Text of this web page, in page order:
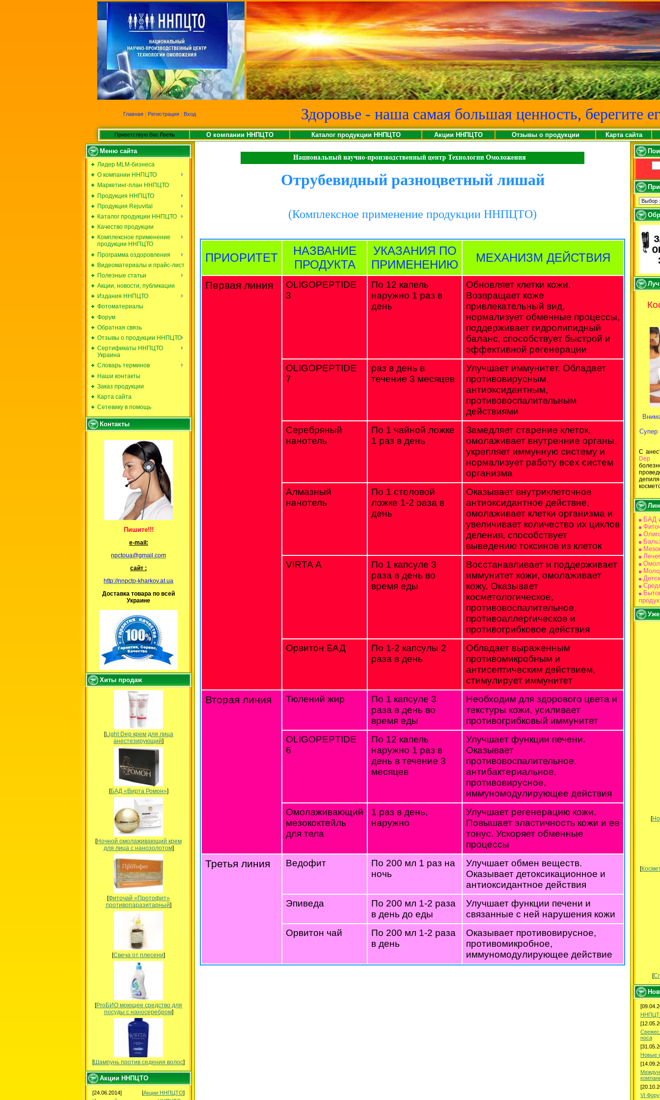
Главная | Регистрация | Вход Здоровье - наша самая большая ценность, берегите
Приветствую Вас Гость О компании ННПЦТО Каталог продукции ННПЦТО Акции ННПЦТО Отзывы о продукции Карта сайта
Меню сайта
Лидер MLM-бизнеса
О компании ННПЦТО
Маркетинг-план ННПЦТО
Продукция ННПЦТО
Продукция Rejuvital
Каталог продукции ННПЦТО
Качество продукции
Комплексное применение
продукции ННПЦТО
Программа оздоровления
Видеоматериалы и прайс-лист
Полезные статьи
Акции, новости, публикации
Издания ННПЦТО
Фотоматериалы
Форум
Обратная связь
Отзывы о продукции ННПЦТО
Сертификаты ННПЦТО
Украина
Словарь терминов
Наши контакты
Заказ продукции
Карта сайта
Сетевику в помощь
Контакты
Пишите!!!
е-mail:
npctoua@gmail.com
сайт :
http://nnpcto-kharkov.at.ua
Доставка товара по всей
Украине
Хиты продаж
[Light Dep крем для лица
анестезирующий]
[БАД «Вирта Ромон»]
[Ночной омолаживающий крем
для лица с нанозолотом]
[Фиточай «Протофит»
противопаразитарный]
[Свеча от плесени]
[ProБИО моющее средство для
посуды c наносеребром]
[Шампунь против седения волос]
Акции ННПЦТО
[24.06.2014] [Акции ННПЦТО]
Отрубевидный разноцветный лишай
(Комплексное применение продукции ННПЦТО)
ПРИОРИТЕТ
НАЗВАНИЕ
ПРОДУКТА
УКАЗАНИЯ ПО
ПРИМЕНЕНИЮ
МЕХАНИЗМ ДЕЙСТВИЯ
Первая линия
OLIGOPEPTIDE
3
По 12 капель
наружно 1 раз в
день
Обновляет клетки кожи.
Возвращает коже
привлекательный вид,
нормализует обменные процессы,
поддерживает гидролипидный
баланс, способствует быстрой и
эффективной регенерации
OLIGOPEPTIDE
7
раз в день в
течение 3 месяцев
Улучшает иммунитет. Обладает
противовирусным,
антиоксидантным,
противовоспалительным
действиями
Серебряный
нанотель
По 1 чайной ложке
1 раз в день
Замедляет старение клеток,
омолаживает внутренние органы,
укрепляет иммунную систему и
нормализует работу всех систем
организма
Алмазный
нанотель
По 1 столовой
ложке 1-2 раза в
день
Оказывает внутриклеточное
антиоксидантное действие,
омолаживает клетки организма и
увеличивает количество их циклов
деления, способствует
выведению токсинов из клеток
VIRTA А
По 1 капсуле 3
раза в день во
время еды
Восстанавливает и поддерживает
иммунитет кожи, омолаживает
кожу. Оказывает
косметологическое,
противовоспалительное,
противоаллергическое и
противогрибковое действия
Орвитон БАД
По 1-2 капсулы 2
раза в день
Обладает выраженным
противомикробным и
антисептическим действием,
стимулирует иммунитет
Вторая линия Тюлений жир
По 1 капсуле 3
раза в день во
время еды
Необходим для здорового цвета и
текстуры кожи, усиливает
противогрибковый иммунитет
OLIGOPEPTIDE
6
По 12 капель
наружно 1 раз в
день в течение 3
месяцев
Улучшает функции печени.
Оказывает
противовоспалительное,
антибактериальное,
противовирусное,
иммуномодулирующее действия
Омолаживающий
мезококтейль
для тела
1 раз в день,
наружно
Улучшает регенерацию кожи.
Повышает эластичность кожи и ее
тонус. Ускоряет обменные
процессы
Третья линия Ведофит
По 200 мл 1 раз на
ночь
Улучшает обмен веществ.
Оказывает детоксикационное и
антиоксидантное действия
Эпиведа
По 200 мл 1-2 раза
в день до еды
Улучшает функции печени и
связанные с ней нарушения кожи
Орвитон чай
По 200 мл 1-2 раза
в день
Оказывает противовирусное,
противомикробное,
иммуномодулирующее действие
Супер
С
Dep
БАД
[
[
[
носа
Новые
VI